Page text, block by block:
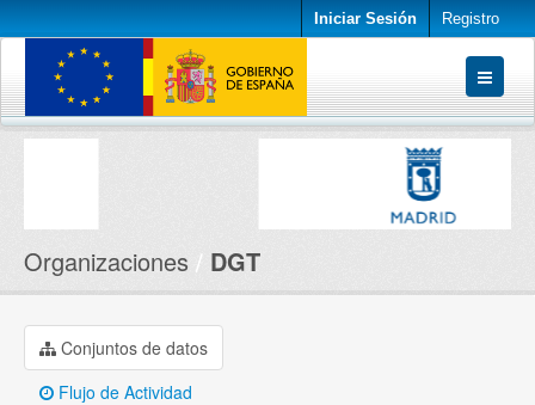
Iniciar Sesión Registro
Conjuntos de datos
Organizaciones DGT
Conjuntos de datos
Flujo de Actividad